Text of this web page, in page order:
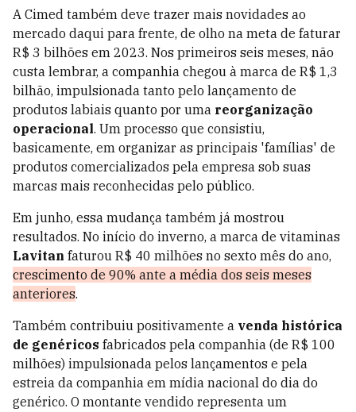
A Cimed também deve trazer mais novidades ao
mercado daqui para frente, de olho na meta de faturar
R$ 3 bilhões em 2023. Nos primeiros seis meses, não
custa lembrar, a companhia chegou à marca de R$ 1,3
bilhão, impulsionada tanto pelo lançamento de
produtos labiais quanto por uma reorganização
operacional. Um processo que consistiu,
basicamente, em organizar as principais 'famílias' de
produtos comercializados pela empresa sob suas
marcas mais reconhecidas pelo público.
Em junho, essa mudança também já mostrou
resultados. No início do inverno, a marca de vitaminas
Lavitan faturou R$ 40 milhões no sexto mês do ano,
crescimento de 90% ante a média dos seis meses
anteriores.
Também contribuiu positivamente a venda histórica
de genéricos fabricados pela companhia (de R$ 100
milhões) impulsionada pelos lançamentos e pela
estreia da companhia em mídia nacional do dia do
genérico. O montante vendido representa um